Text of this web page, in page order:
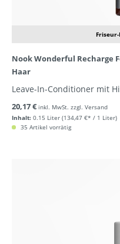
Nook Wonderful Recharge
Haar
Leave-In-Conditioner mit
Inhalt: 0.15 Liter (134,47 €* / 1 Liter)
20,17 € inkl. MwSt. zzgl. Versand
35 Artikel vorrätig